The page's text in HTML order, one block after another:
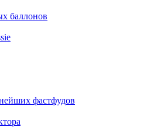
баллонов
фастфудов